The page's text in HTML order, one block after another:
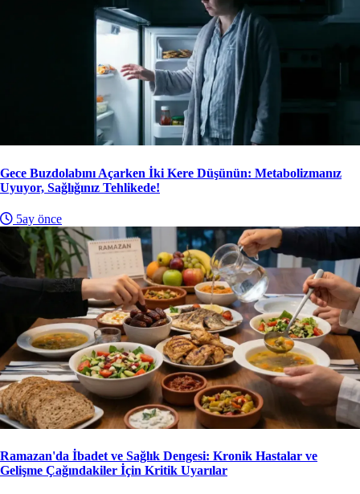
Gece Buzdolabını Açarken İki Kere Düşünün: Metabolizmanız
Uyuyor, Sağlığınız Tehlikede!
5ay önce
Ramazan'da İbadet ve Sağlık Dengesi: Kronik Hastalar ve
Gelişme Çağındakiler İçin Kritik Uyarılar